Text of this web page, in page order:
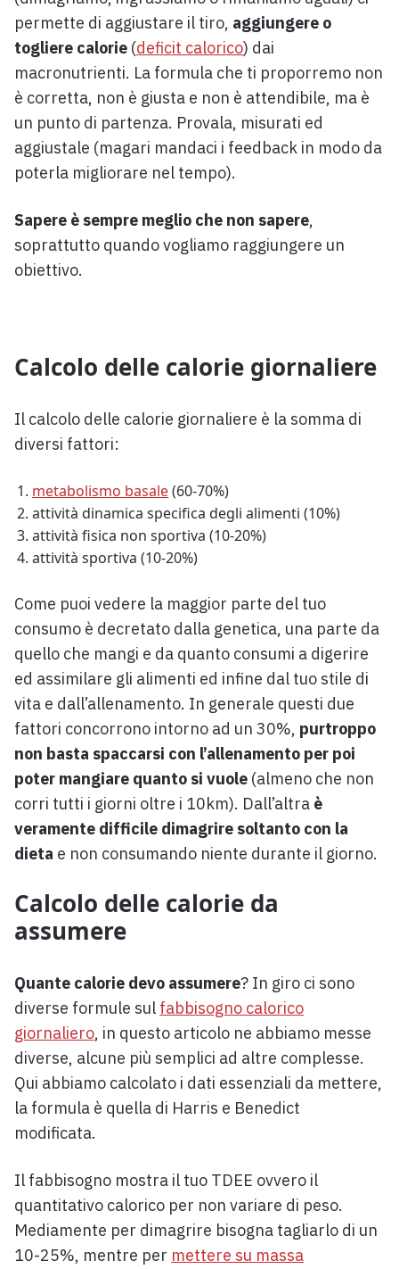
permette di aggiustare il tiro, aggiungere o
togliere calorie (deficit calorico) dai
macronutrienti. La formula che ti proporremo non
è corretta, non è giusta e non è attendibile, ma è
un punto di partenza. Provala, misurati ed
aggiustale (magari mandaci i feedback in modo da
poterla migliorare nel tempo).
Sapere è sempre meglio che non sapere,
soprattutto quando vogliamo raggiungere un
obiettivo.
Calcolo delle calorie giornaliere
Il calcolo delle calorie giornaliere è la somma di
diversi fattori:
metabolismo basale(60-70%)
attività dinamica specifica degli alimenti (10%)
attività fisica non sportiva (10-20%)
attività sportiva (10-20%)
Come puoi vedere la maggior parte del tuo
consumo è decretato dalla genetica, una parte da
quello che mangi e da quanto consumi a digerire
ed assimilare gli alimenti ed infine dal tuo stile di
vita e dall’allenamento. In generale questi due
fattori concorrono intorno ad un 30%, purtroppo
non basta spaccarsi con l’allenamento per poi
poter mangiare quanto si vuole (almeno che non
corri tutti i giorni oltre i 10km). Dall’altra è
veramente difficile dimagrire soltanto con la
dieta e non consumando niente durante il giorno.
Calcolo delle calorie da
assumere
Quante calorie devo assumere? In giro ci sono
diverse formule sul fabbisogno calorico
giornaliero, in questo articolo ne abbiamo messe
diverse, alcune più semplici ad altre complesse.
Qui abbiamo calcolato i dati essenziali da mettere,
la formula è quella di Harris e Benedict
modificata.
Il fabbisogno mostra il tuo TDEE ovvero il
quantitativo calorico per non variare di peso.
Mediamente per dimagrire bisogna tagliarlo di un
10-25%, mentre per mettere su massa